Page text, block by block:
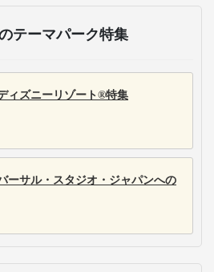
テーマパーク特集
ィズニーリゾート®特集
ーサル・スタジオ・ジャパンへの